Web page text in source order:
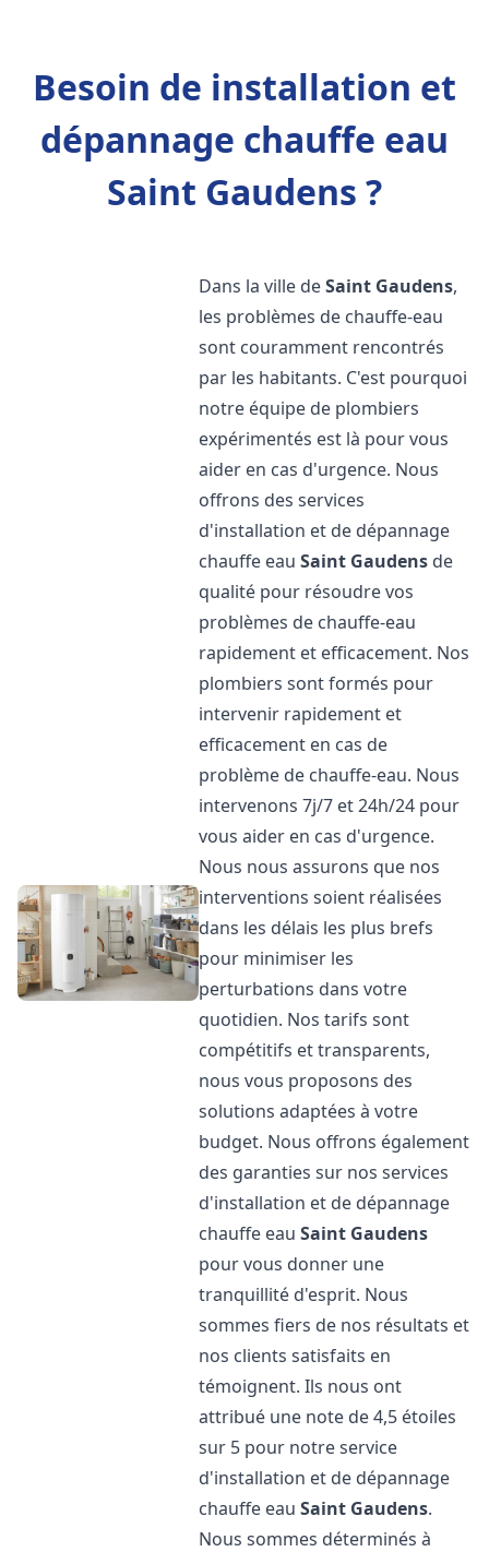
Besoin de installation et
dépannage chauffe eau
Saint Gaudens ?
Dans la ville deSaint Gaudens,
les problèmes de chauffe-eau
sont couramment rencontrés
par les habitants. C'est pourquoi
notre équipe de plombiers
expérimentés est là pour vous
aider en cas d'urgence. Nous
offrons des services
d'installation et de dépannage
chauffe eauSaint Gaudens de
qualité pour résoudre vos
problèmes de chauffe-eau
rapidement et efficacement. Nos
plombiers sont formés pour
intervenir rapidement et
efficacement en cas de
problème de chauffe-eau. Nous
intervenons 7j/7 et 24h/24 pour
vous aider en cas d'urgence.
Nous nous assurons que nos
interventions soient réalisées
dans les délais les plus brefs
pour minimiser les
perturbations dans votre
quotidien. Nos tarifs sont
compétitifs et transparents,
nous vous proposons des
solutions adaptées à votre
budget. Nous offrons également
des garanties sur nos services
d'installation et de dépannage
chauffe eauSaint Gaudens
pour vous donner une
tranquillité d'esprit. Nous
sommes fiers de nos résultats et
nos clients satisfaits en
témoignent. Ils nous ont
attribué une note de 4,5 étoiles
sur 5 pour notre service
d'installation et de dépannage
chauffe eauSaint Gaudens.
Nous sommes déterminés à